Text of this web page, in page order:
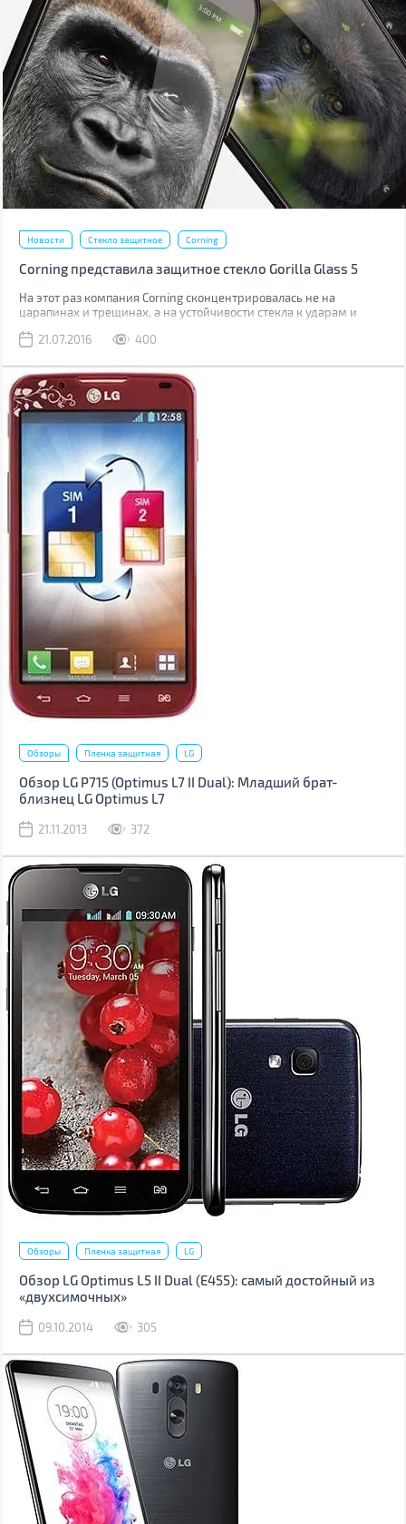
Новости Стекло защитное Corning
Corning представила защитное стекло Gorilla Glass 5
На этот раз компания Corning сконцентрировалась не на
царапинах и трещинах, а на устойчивости стекла к ударам и
21.07.2016
400
Обзоры Пленка защитная LG
Обзор LG P715 (Optimus L7 II Dual): Младший брат-
близнец LG Optimus L7
21.11.2013 372
Обзоры Пленка защитная LG
Обзор LG Optimus L5 II Dual (Е455): самый достойный из
«двухсимочных»
09.10.2014 305